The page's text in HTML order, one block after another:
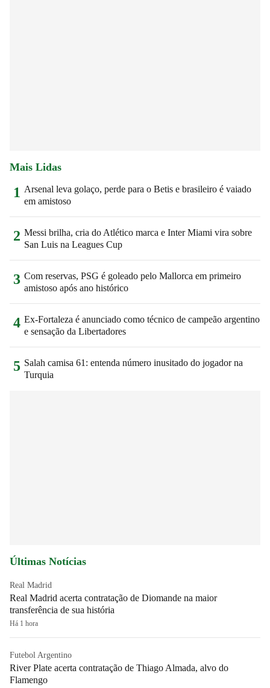
Mais Lidas
1 Arsenal leva golaço, perde para o Betis e brasileiro é vaiado
em amistoso
2 Messi brilha, cria do Atlético marca e Inter Miami vira sobre
San Luis na Leagues Cup
3 Com reservas, PSG é goleado pelo Mallorca em primeiro
amistoso após ano histórico
4 Ex-Fortaleza é anunciado como técnico de campeão argentino
e sensação da Libertadores
5 Salah camisa 61: entenda número inusitado do jogador na
Turquia
Últimas Notícias
Real Madrid
Real Madrid acerta contratação de Diomande na maior
transferência de sua história
Há 1 hora
Futebol Argentino
River Plate acerta contratação de Thiago Almada, alvo do
Flamengo